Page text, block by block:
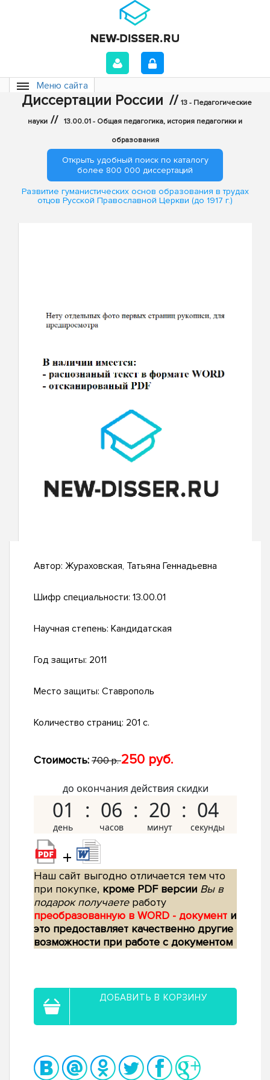
Меню сайта
Диссертации России // 13 - Педагогические
науки // 13.00.01 - Общая педагогика, история педагогики и
образования
Открыть удобный поиск по каталогу
более 800 000 диссертаций
Развитие гуманистических основ образования в трудах
отцов Русской Православной Церкви (до 1917 г.)
Автор: Жураховская, Татьяна Геннадьевна
Шифр специальности: 13.00.01
Научная степень: Кандидатская
Год защиты: 2011
Место защиты: Ставрополь
Количество страниц: 201 с.
Стоимость: 700 р.250 руб.
до окончания действия скидки
01 06 20 03
+
Наш сайт выгодно отличается тем что
при покупке, кроме PDF версии Вы в
подарок получаетеработу
преобразованную в WORD - документ и
это предоставляет качественно другие
возможности при работе с документом
ДОБАВИТЬ В КОРЗИНУ